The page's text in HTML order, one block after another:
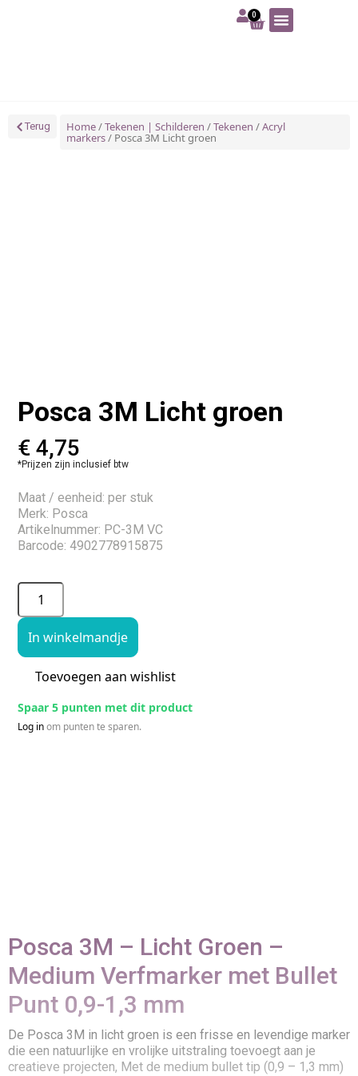
0
Terug Home/Tekenen | Schilderen /Tekenen /Acryl
markers/ Posca 3M Licht groen
Posca 3M Licht groen
€ 4,75
*Prijzen zijn inclusief btw
Maat / eenheid: per stuk
Merk: Posca
Artikelnummer: PC-3M VC
Barcode: 4902778915875
In winkelmandje
Toevoegen aan wishlist
Spaar 5 punten met dit product
Log inom punten te sparen.
Posca 3M – Licht Groen –
Medium Verfmarker met Bullet
Punt 0,9-1,3 mm
De Posca 3M in licht groen is een frisse en levendige marker
die een natuurlijke en vrolijke uitstraling toevoegt aan je
creatieve projecten, Met de medium bullet tip (0,9 – 1,3 mm)